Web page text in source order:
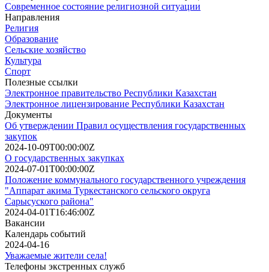
Современное состояние религиозной ситуации
Направления
Религия
Образование
Сельские хозяйство
Культура
Спорт
Полезные ссылки
Электронное правительство Республики Казахстан
Электронное лицензирование Республики Казахстан
Документы
Об утверждении Правил осуществления государственных
закупок
2024-10-09T00:00:00Z
О государственных закупках
2024-07-01T00:00:00Z
Положение коммунального государственного учреждения
"Аппарат акима Туркестанского сельского округа
Сарысуского района"
2024-04-01T16:46:00Z
Вакансии
Календарь событий
2024-04-16
Уважаемые жители села!
Телефоны экстренных служб